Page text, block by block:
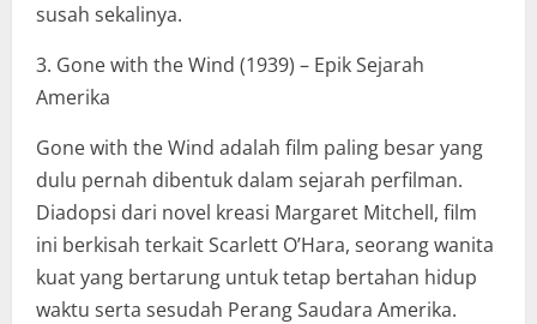
susah sekalinya.
3. Gone with the Wind (1939) – Epik Sejarah
Amerika
Gone with the Wind adalah film paling besar yang
dulu pernah dibentuk dalam sejarah perfilman.
Diadopsi dari novel kreasi Margaret Mitchell, film
ini berkisah terkait Scarlett O’Hara, seorang wanita
kuat yang bertarung untuk tetap bertahan hidup
waktu serta sesudah Perang Saudara Amerika.